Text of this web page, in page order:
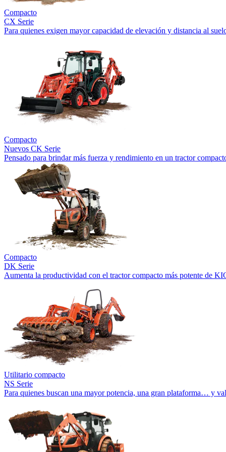
Compacto
CX Serie
Para quienes exigen mayor capacidad de elevación y distancia al
Compacto
Nuevos CK Serie
Pensado para brindar más fuerza y rendimiento en un tractor
Compacto
DK Serie
Aumenta la productividad con el tractor compacto más potente de
Utilitario compacto
NS Serie
Para quienes buscan una mayor potencia, una gran plataforma… y